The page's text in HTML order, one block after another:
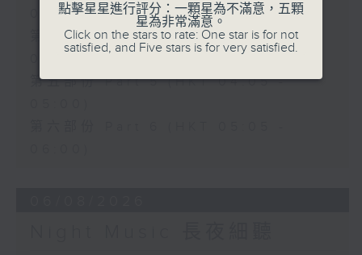
03:00)
第四部份 Part 4 (HKT 03:05 -
第五部份 Part 5 (HKT 04:05 -
點擊星星進行評分：一顆星為不滿意，五顆
星為非常滿意。
Click on the stars to rate: One star is for not
satisfied, and Five stars is for very satisfied.